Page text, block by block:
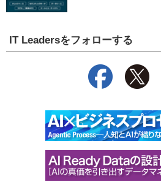
IT Leadersをフォローする